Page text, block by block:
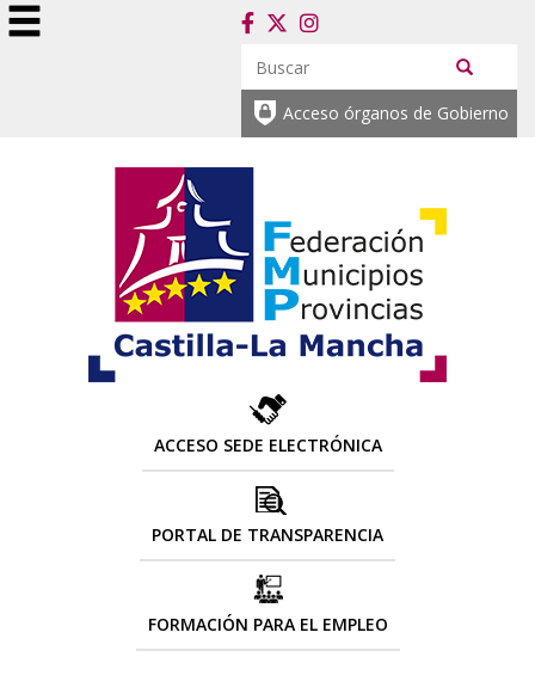
Acceso órganos de Gobierno
ACCESO SEDE ELECTRÓNICA
PORTAL DE TRANSPARENCIA
FORMACIÓN PARA EL EMPLEO